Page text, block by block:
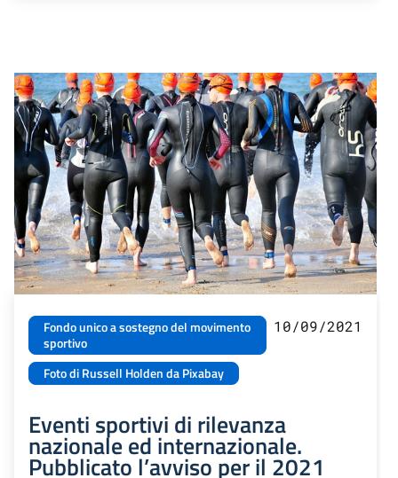
Fondo unico a sostegno del movimento
sportivo
Foto di Russell Holden da Pixabay
10/09/2021
Eventi sportivi di rilevanza
nazionale ed internazionale.
Pubblicato l’avviso per il 2021